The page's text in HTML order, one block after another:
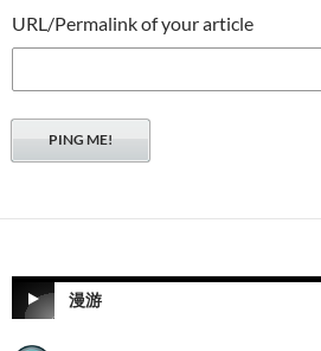
URL/Permalink of your article
漫游